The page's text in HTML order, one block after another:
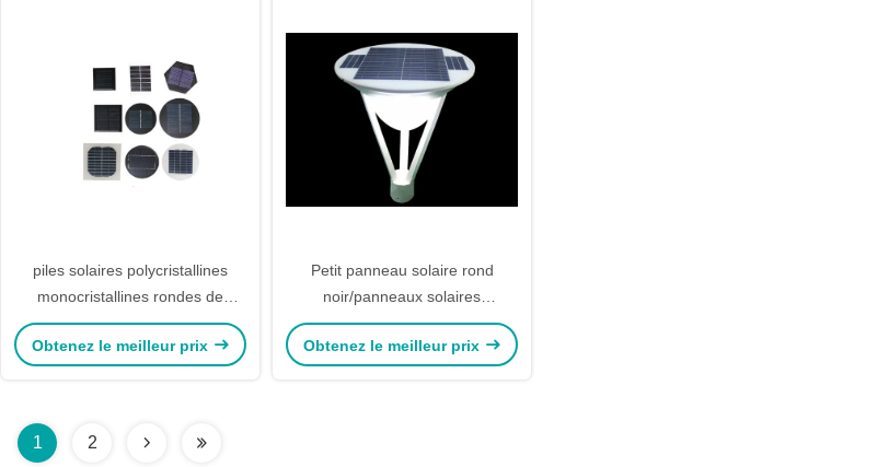
piles solaires polycristallines
monocristallines rondes de
panneau solaire de 1w 2w
Obtenez le meilleur prix
Petit panneau solaire rond
noir/panneaux solaires
polycristallins aucun cadre
Obtenez le meilleur prix
1 2